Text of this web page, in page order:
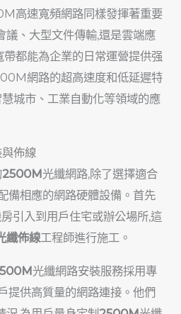
高速寬頻網路同樣發揮著重要
議、大型文件傳輸,還是雲端應
都能為企業的日常運營提供强
網路的超高速度和低延遲特
城市、工業自動化等領域的應
佈線
2500M光纖網路,除了選擇適合
備相應的網路硬體設備。首先
引入到用戶住宅或辦公場所,這
纖佈線工程師進行施工。
光纖網路安裝服務採用專
提供高質量的網路連接。他們